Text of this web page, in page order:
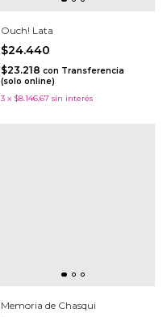
Ouch! Lata
$24.440
$23.218 con Transferencia
(solo online)
3 x $8.146,67 sin interés
Memoria de Chasqui